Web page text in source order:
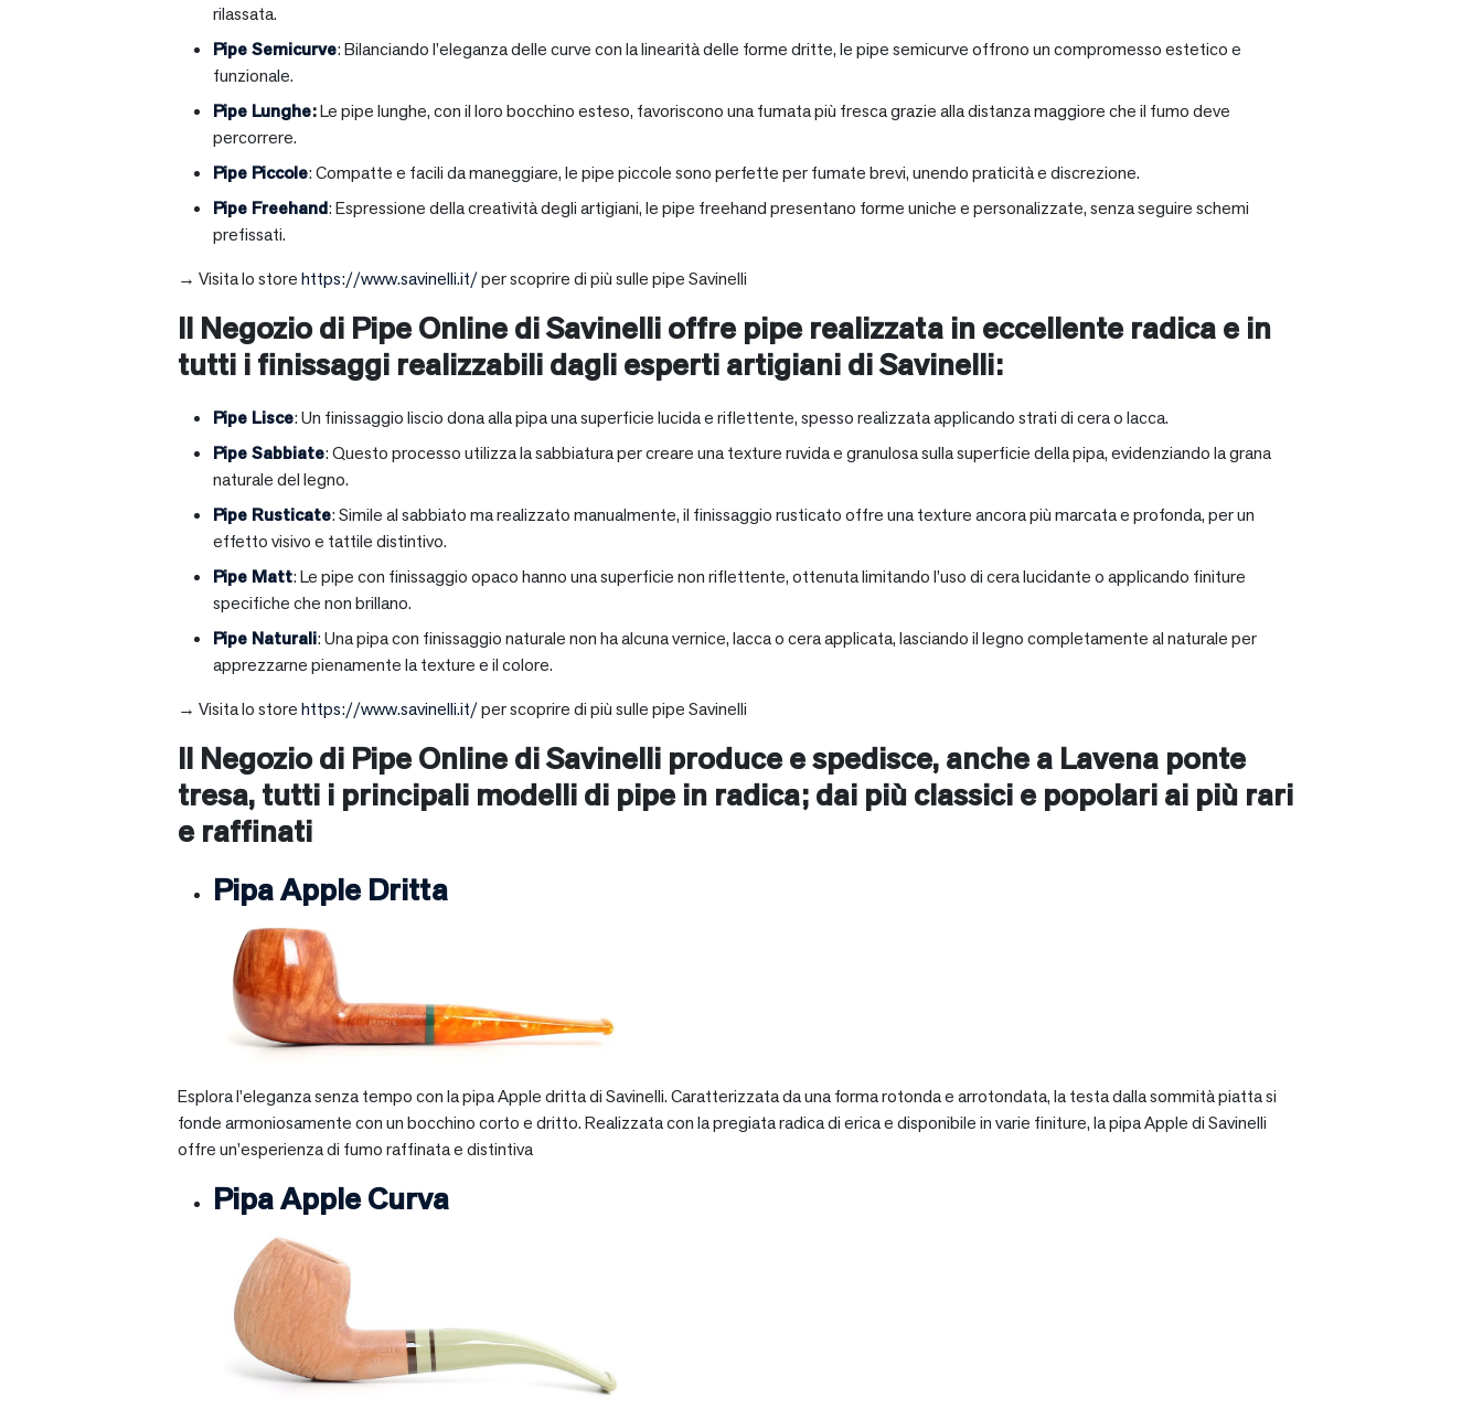
rilassata.
Pipe Semicurve: Bilanciando l’eleganza delle curve con la linearità delle forme dritte, le pipe semicurve offrono un compromesso estetico e
funzionale.
Pipe Lunghe:Le pipe lunghe, con il loro bocchino esteso, favoriscono una fumata più fresca grazie alla distanza maggiore che il fumo deve
percorrere.
Pipe Piccole: Compatte e facili da maneggiare, le pipe piccole sono perfette per fumate brevi, unendo praticità e discrezione.
Pipe Freehand: Espressione della creatività degli artigiani, le pipe freehand presentano forme uniche e personalizzate, senza seguire schemi
prefissati.
→ Visita lo storehttps://www.savinelli.it/per scoprire di più sulle pipe Savinelli
Il Negozio di Pipe Online di Savinelli offre pipe realizzata in eccellente radica e in
tutti i finissaggi realizzabili dagli esperti artigiani di Savinelli:
Pipe Lisce: Un finissaggio liscio dona alla pipa una superficie lucida e riflettente, spesso realizzata applicando strati di cera o lacca.
Pipe Sabbiate: Questo processo utilizza la sabbiatura per creare una texture ruvida e granulosa sulla superficie della pipa, evidenziando la grana
naturale del legno.
Pipe Rusticate: Simile al sabbiato ma realizzato manualmente, il finissaggio rusticato offre una texture ancora più marcata e profonda, per un
effetto visivo e tattile distintivo.
Pipe Matt: Le pipe con finissaggio opaco hanno una superficie non riflettente, ottenuta limitando l’uso di cera lucidante o applicando finiture
specifiche che non brillano.
Pipe Naturali: Una pipa con finissaggio naturale non ha alcuna vernice, lacca o cera applicata, lasciando il legno completamente al naturale per
apprezzarne pienamente la texture e il colore.
→ Visita lo storehttps://www.savinelli.it/per scoprire di più sulle pipe Savinelli
Il Negozio di Pipe Online di Savinelli produce e spedisce, anche a Lavena ponte
tresa, tutti i principali modelli di pipe in radica; dai più classici e popolari ai più rari
e raffinati
Pipa Apple Dritta
Esplora l’eleganza senza tempo con la pipa Apple dritta di Savinelli. Caratterizzata da una forma rotonda e arrotondata, la testa dalla sommità piatta si
fonde armoniosamente con un bocchino corto e dritto. Realizzata con la pregiata radica di erica e disponibile in varie finiture, la pipa Apple di Savinelli
offre un’esperienza di fumo raffinata e distintiva
Pipa Apple Curva